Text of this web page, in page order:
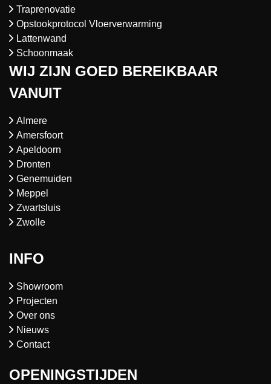
Traprenovatie
Opstookprotocol Vloerverwarming
Lattenwand
Schoonmaak
WIJ ZIJN GOED BEREIKBAAR
VANUIT
Almere
Amersfoort
Apeldoorn
Dronten
Genemuiden
Meppel
Zwartsluis
Zwolle
INFO
Showroom
Projecten
Over ons
Nieuws
Contact
OPENINGSTIJDEN